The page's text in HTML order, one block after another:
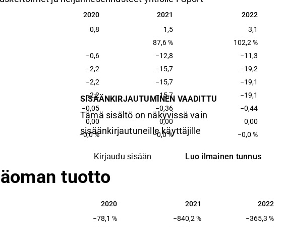
2020 2021 2022
2020 2021 2022
0,8 1,5 3,1
87,6 % 102,2 %
−0,6 −12,8 −11,3
−2,2 −15,7 −19,2
−2,2 −15,7 −19,1
−2,2 −15,7 −19,1
−0,05 −0,36 −0,44
0,00 0,00 0,00
−0,0 % −0,0 % −0,0 %
SISÄÄNKIRJAUTUMINEN VAADITTU
Tämä sisältö on näkyvissä vain
sisäänkirjautuneille käyttäjille
Kirjaudu sisään Luo ilmainen tunnus
tuotto
2020 2021 2022
2020 2021 2022
−78,1 % −840,2 % −365,3 %